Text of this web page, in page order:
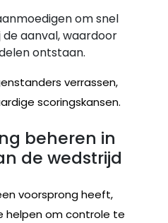
om snel
aanval, waardoor
ontstaan.
verrassen,
scoringskansen.
beheren in
de wedstrijd
voorsprong heeft,
helpen om controle te